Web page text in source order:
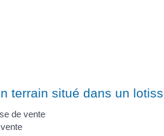
terrain situé dans un
de vente